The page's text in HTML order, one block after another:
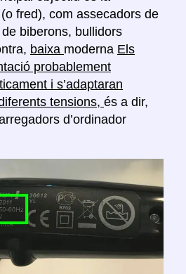
fred), com assecadors de
biberons, bullidors
baixa moderna Els
probablement
i s’adaptaran
tensions, és a dir,
d’ordinador